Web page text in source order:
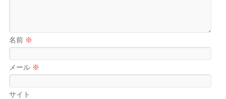
名前 ※
メール ※
サイト